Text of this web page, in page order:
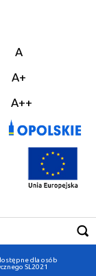
A
A+
A++
dla osób
SL2021